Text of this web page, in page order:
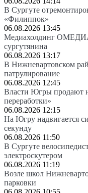
В Сургуте
«Филиппок»
06.08.2026 13:45
Медиахолдинг
сургутянина
06.08.2026 13:17
В Нижневартовском
патрулирование
06.08.2026 12:45
Власти Югры продают
переработки»
06.08.2026 12:15
На Югру надвигается
секунду
06.08.2026 11:50
В Сургуте
электроскутером
06.08.2026 11:19
Возле школ
парковки